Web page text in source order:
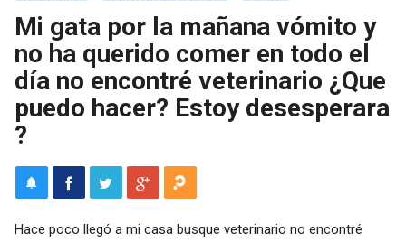
Mi gata por la mañana vómito y
no ha querido comer en todo el
día no encontré veterinario ¿Que
puedo hacer? Estoy desesperara
?
Hace poco llegó a mi casa busque veterinario no encontré